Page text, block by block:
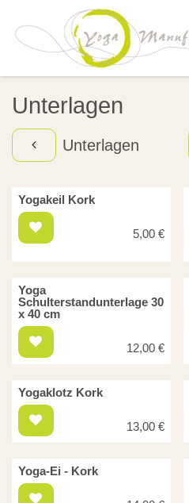
Zum Inhalt springen
Unterlagen
Unterlagen
Yogakeil Kork
5,00€
Yoga
Schulterstandunterlage 30
x 40 cm
12,00€
Yogaklotz Kork
13,00€
Yoga-Ei - Kork